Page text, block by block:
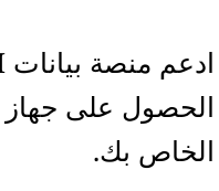
الحصول على جهاز
الخاص بك.